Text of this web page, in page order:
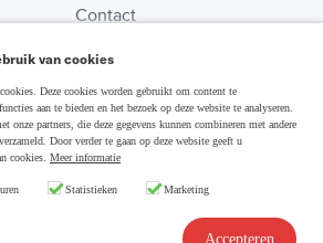
Contact
Adverteren
van cookies
Deze cookies worden gebruikt om content te
aan te bieden en het bezoek op deze website te analyseren.
onze partners, die deze gegevens kunnen combineren met andere
Door verder te gaan op deze website geeft u
cookies. Meer informatie
Statistieken Marketing
Accepteren